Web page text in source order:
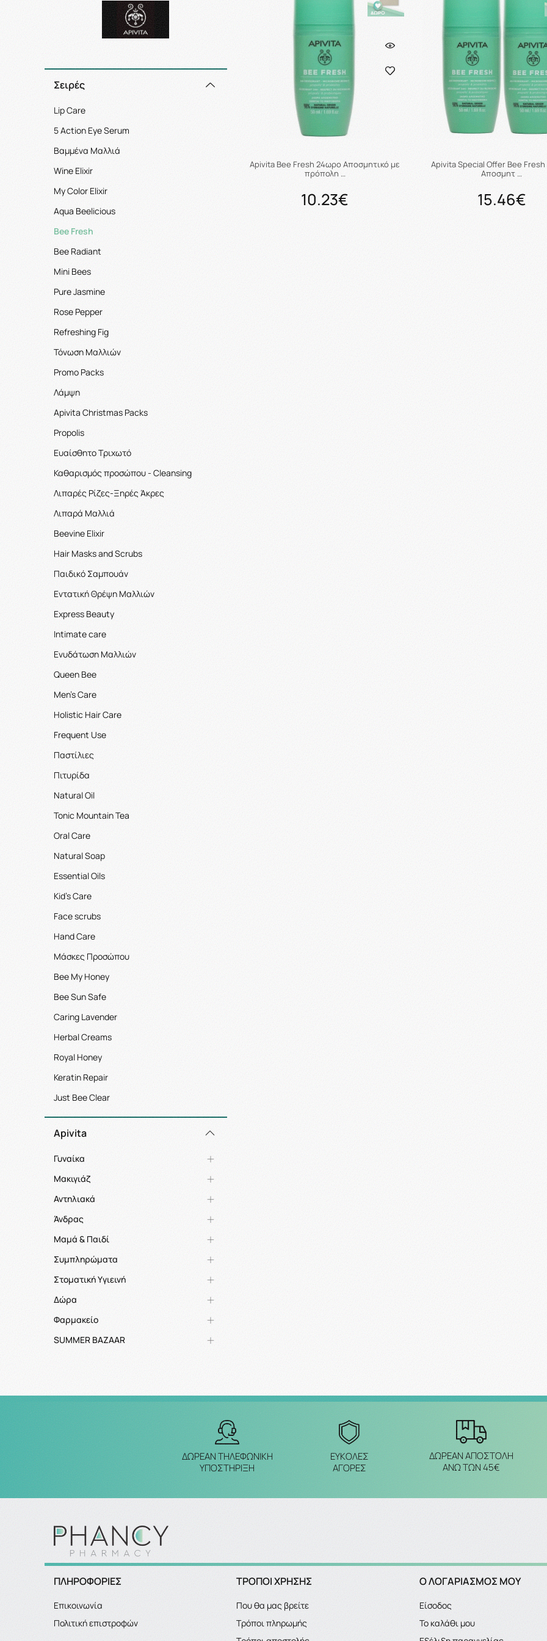
Σειρές
Lip Care
5 Action Eye Serum
Βαμμένα Μαλλιά
Wine Elixir
My Color Elixir
Aqua Beelicious
Bee Fresh
Bee Radiant
Mini Bees
Pure Jasmine
Rose Pepper
Refreshing Fig
Τόνωση Μαλλιών
Promo Packs
Λάμψη
Apivita Christmas Packs
Propolis
Ευαίσθητο Τριχωτό
Καθαρισμός προσώπου - Cleansing
Λιπαρές Ρίζες-Ξηρές Άκρες
Λιπαρά Μαλλιά
Beevine Elixir
Hair Masks and Scrubs
Παιδικό Σαμπουάν
Εντατική Θρέψη Μαλλιών
Express Beauty
Intimate care
Ενυδάτωση Μαλλιών
Queen Bee
Men's Care
Holistic Hair Care
Frequent Use
Παστίλιες
Πιτυρίδα
Natural Oil
Tonic Mountain Tea
Oral Care
Natural Soap
Essential Oils
Kid's Care
Face scrubs
Hand Care
Μάσκες Προσώπου
Bee My Honey
Bee Sun Safe
Caring Lavender
Herbal Creams
Royal Honey
Keratin Repair
Just Bee Clear
Apivita
Γυναίκα
Μακιγιάζ
Αντηλιακά
Άνδρας
Μαμά & Παιδί
Συμπληρώματα
Στοματική Υγιεινή
Δώρα
Φαρμακείο
SUMMER BAZAAR
Apivita Bee Fresh 24ωρο Αποσμητικό με
πρόπολη …
10.23€
Apivita Special Offer Bee
Αποσμητ …
15.46€
ΔΩΡΕΑΝ ΤΗΛΕΦΩΝΙΚΗ
ΥΠΟΣΤΗΡΙΞΗ
ΕΥΚΟΛΕΣ
ΑΓΟΡΕΣ
ΔΩΡΕΑΝ ΑΠΟΣΤΟΛΗ
ΑΝΩ ΤΩΝ 45€
ΠΛΗΡΟΦΟΡΙΕΣ
Επικοινωνία
Πολιτική επιστροφών
ΤΡΟΠΟΙ ΧΡΗΣΗΣ
Που θα μας βρείτε
Τρόποι πληρωμής
Ο ΛΟΓΑΡΙΑΣΜΌΣ ΜΟΥ
Είσοδος
Το καλάθι μου